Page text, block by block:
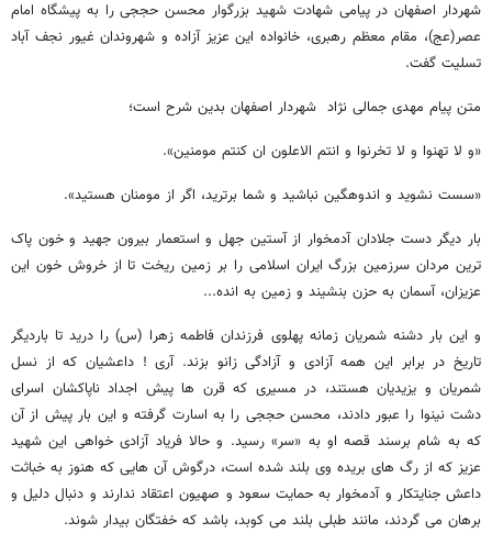
شهردار اصفهان در پیامی شهادت شهید بزرگوار محسن حججی را به پیشگاه امام
عصر(عج)، مقام معظم رهبری، خانواده این عزیز آزاده و شهروندان غیور نجف آباد
تسلیت گفت.
متن پیام مهدی جمالی نژاد شهردار اصفهان بدین شرح است؛
»و لا تهنوا و لا تخرنوا و انتم الاعلون ان کنتم مومنین.«
«سست نشوید و اندوهگین نباشید و شما برترید، اگر از مومنان هستید».
بار دیگر دست جلادان آدمخوار از آستین جهل و استعمار بیرون جهید و خون پاک
ترین مردان سرزمین بزرگ ایران اسلامی را بر زمین ریخت تا از خروش خون این
عزیزان، آسمان به حزن بنشیند و زمین به انده...
و این بار دشنه شمریان زمانه پهلوی فرزندان فاطمه زهرا (س) را درید تا باردیگر
تاریخ در برابر این همه آزادی و آزادگی زانو بزند. آری ! داعشیان که از نسل
شمریان و یزیدیان هستند، در مسیری که قرن ها پیش اجداد ناپاکشان اسرای
دشت نینوا را عبور دادند، محسن حججی را به اسارت گرفته و این بار پیش از آن
که به شام برسند قصه او به «سر» رسید. و حالا فریاد آزادی خواهی این شهید
عزیز که از رگ های بریده وی بلند شده است، درگوش آن هایی که هنوز به خباثت
داعش جنایتکار و آدمخوار به حمایت سعود و صهیون اعتقاد ندارند و دنبال دلیل و
برهان می گردند، مانند طبلی بلند می کوبد، باشد که خفتگان بیدار شوند.